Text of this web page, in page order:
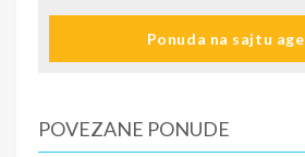
objektu i smeštajnoj jedinici u okviru
Ponuda na sajtu
POVEZANE PONUDE